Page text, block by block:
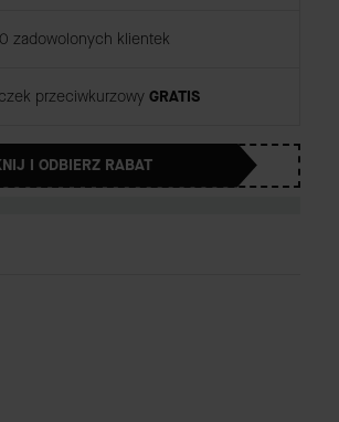
zadowolonych klientek
przeciwkurzowy GRATIS
I ODBIERZ RABAT